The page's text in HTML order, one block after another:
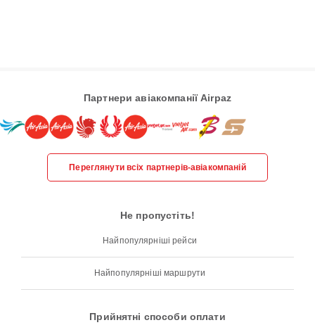
Партнери авіакомпанії Airpaz
Переглянути всіх партнерів-авіакомпаній
Не пропустіть!
Найпопулярніші рейси
Найпопулярніші маршрути
Прийнятні способи оплати